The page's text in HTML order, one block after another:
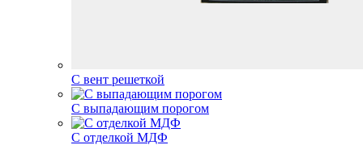
С вент решеткой
С выпадающим порогом
С отделкой МДФ